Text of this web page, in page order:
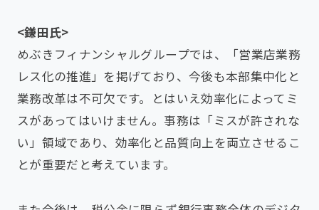
<鎌田氏>
めぶきフィナンシャルグループでは、「営業店業務
レス化の推進」を掲げており、今後も本部集中化と
業務改革は不可欠です。とはいえ効率化によってミ
スがあってはいけません。事務は「ミスが許されな
い」領域であり、効率化と品質向上を両立させるこ
とが重要だと考えています。